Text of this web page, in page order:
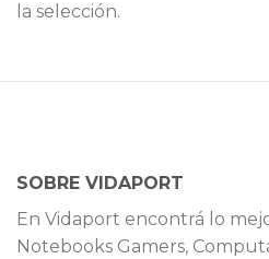
la selección.
SOBRE VIDAPORT
En Vidaport encontrá lo
Notebooks Gamers,